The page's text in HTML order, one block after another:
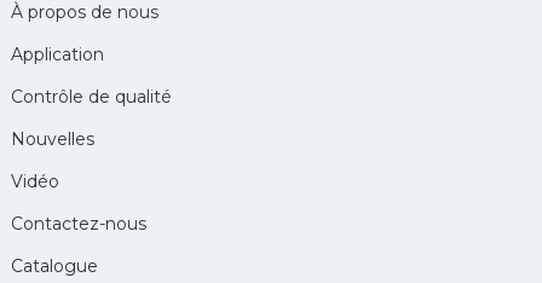
À propos de nous
Application
Contrôle de qualité
Nouvelles
Vidéo
Contactez-nous
Catalogue